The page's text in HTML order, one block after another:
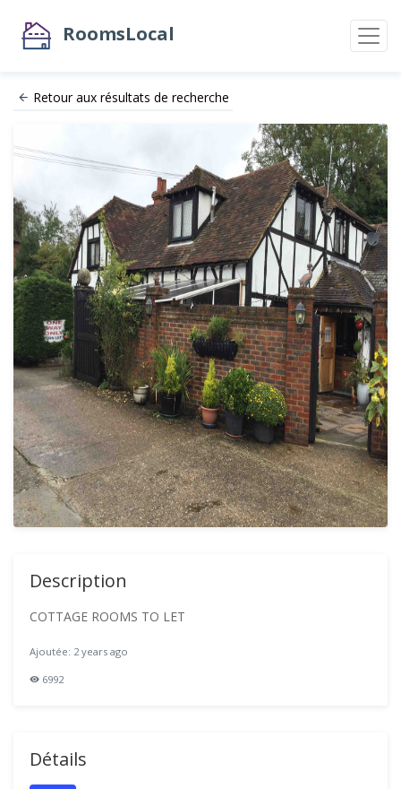
RoomsLocal
Retour aux résultats de recherche
Description
COTTAGE ROOMS TO LET
Ajoutée: 2 years ago
6992
Détails